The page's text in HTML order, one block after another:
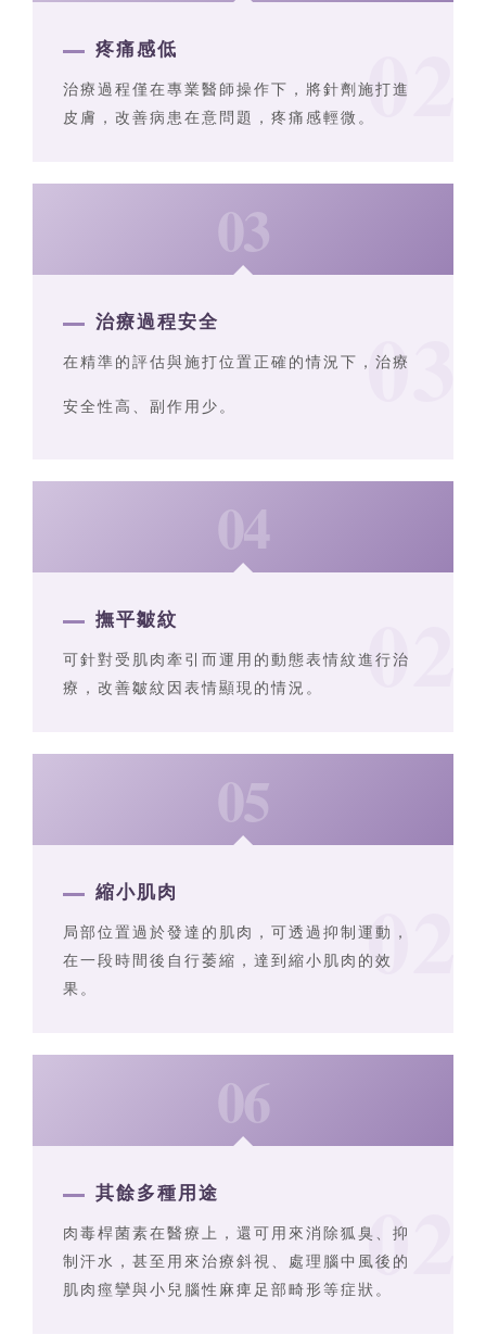
疼痛感低
治療過程僅在專業醫師操作下，將針劑施打進
皮膚，改善病患在意問題，疼痛感輕微。
03
治療過程安全
在精準的評估與施打位置正確的情況下，治療
安全性高、副作用少。
04
撫平皺紋
可針對受肌肉牽引而運用的動態表情紋進行治
療，改善皺紋因表情顯現的情況。
05
縮小肌肉
局部位置過於發達的肌肉，可透過抑制運動，
在一段時間後自行萎縮，達到縮小肌肉的效
果。
06
其餘多種用途
肉毒桿菌素在醫療上，還可用來消除狐臭、抑
制汗水，甚至用來治療斜視、處理腦中風後的
肌肉痙攣與小兒腦性麻痺足部畸形等症狀。